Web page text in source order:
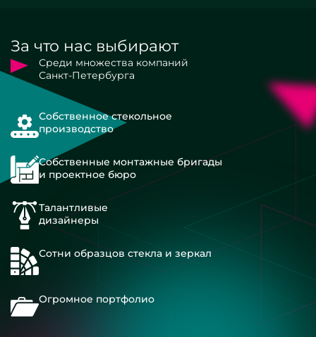
За что нас выбирают
Среди множества компаний
Санкт-Петербурга
Собственное стекольное
производство
Собственные монтажные бригады
и проектное бюро
Талантливые
дизайнеры
Сотни образцов стекла и зеркал
Огромное портфолио